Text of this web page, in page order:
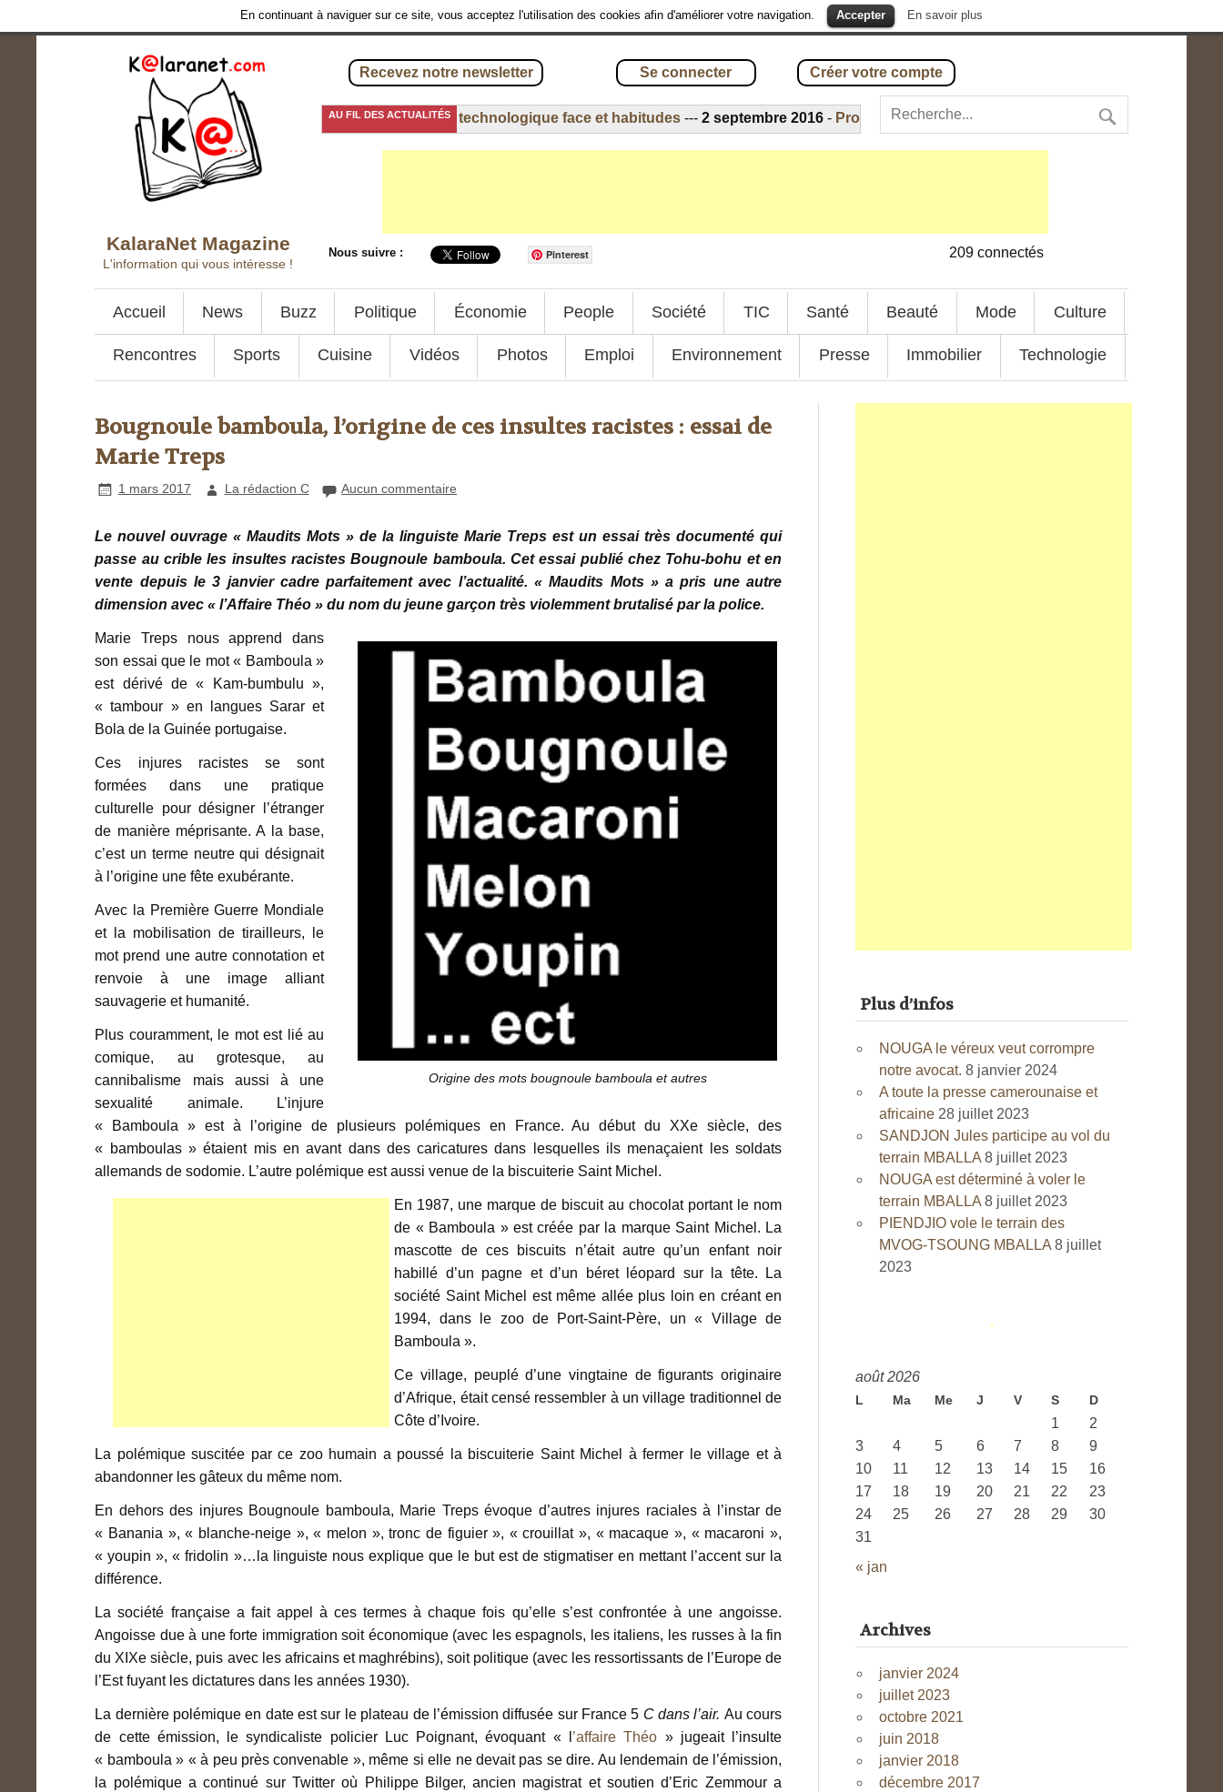
En continuant à naviguer sur ce site, vous acceptez l'utilisation des cookies afin d'améliorer votre navigation. Accepter En savoir plus
KalaraNet Magazine
L'information qui vous intéresse !
Recevez notre newsletter Se connecter Créer votre compte
AU FIL DES ACTUALITÉS
20 juillet 2016-Évolution technologique face et habitudes---2 septembre 2016-Proxima b : la nouvelle voisine de la Terre ---1 août 2016
Nous suivre : Pinterest 209connectés
Accueil News Buzz Politique Économie People Société TIC Santé Beauté Mode Culture
Rencontres Sports Cuisine Vidéos Photos Emploi Environnement Presse Immobilier Technologie
Bougnoule bamboula, l’origine de ces insultes racistes : essai de
Marie Treps
1 mars 2017 La rédaction C Aucun commentaire
Le nouvel ouvrage « Maudits Mots » de la linguiste Marie Treps est un essai très documenté qui
passe au crible les insultes racistes Bougnoule bamboula. Cet essai publié chez Tohu-bohu et en
vente depuis le 3 janvier cadre parfaitement avec l’actualité. « Maudits Mots » a pris une autre
dimension avec « l’Affaire Théo » du nom du jeune garçon très violemment brutalisé par la police.
Origine des mots bougnoule bamboula et autres
Marie Treps nous apprend dans
son essai que le mot « Bamboula »
est dérivé de « Kam-bumbulu »,
« tambour » en langues Sarar et
Bola de la Guinée portugaise.
Ces injures racistes se sont
formées dans une pratique
culturelle pour désigner l’étranger
de manière méprisante. A la base,
c’est un terme neutre qui désignait
à l’origine une fête exubérante.
Avec la Première Guerre Mondiale
et la mobilisation de tirailleurs, le
mot prend une autre connotation et
renvoie à une image alliant
sauvagerie et humanité.
Plus couramment, le mot est lié au
comique, au grotesque, au
cannibalisme mais aussi à une
sexualité animale. L’injure
« Bamboula » est à l’origine de plusieurs polémiques en France. Au début du XXe siècle, des
« bamboulas » étaient mis en avant dans des caricatures dans lesquelles ils menaçaient les soldats
allemands de sodomie. L’autre polémique est aussi venue de la biscuiterie Saint Michel.
En 1987, une marque de biscuit au chocolat portant le nom
de « Bamboula » est créée par la marque Saint Michel. La
mascotte de ces biscuits n’était autre qu’un enfant noir
habillé d’un pagne et d’un béret léopard sur la tête. La
société Saint Michel est même allée plus loin en créant en
1994, dans le zoo de Port-Saint-Père, un « Village de
Bamboula ».
Ce village, peuplé d’une vingtaine de figurants originaire
d’Afrique, était censé ressembler à un village traditionnel de
Côte d’Ivoire.
La polémique suscitée par ce zoo humain a poussé la biscuiterie Saint Michel à fermer le village et à
abandonner les gâteux du même nom.
En dehors des injures Bougnoule bamboula, Marie Treps évoque d’autres injures raciales à l’instar de
« Banania », « blanche-neige », « melon », tronc de figuier », « crouillat », « macaque », « macaroni »,
« youpin », « fridolin »…la linguiste nous explique que le but est de stigmatiser en mettant l’accent sur la
différence.
La société française a fait appel à ces termes à chaque fois qu’elle s’est confrontée à une angoisse.
Angoisse due à une forte immigration soit économique (avec les espagnols, les italiens, les russes à la fin
du XIXe siècle, puis avec les africains et maghrébins), soit politique (avec les ressortissants de l’Europe de
l’Est fuyant les dictatures dans les années 1930).
La dernière polémique en date est sur le plateau de l’émission diffusée sur France 5 C dans l’air. Au cours
de cette émission, le syndicaliste policier Luc Poignant, évoquant « l ’affaire Théo » jugeait l’insulte
« bamboula » « à peu près convenable », même si elle ne devait pas se dire. Au lendemain de l’émission,
la polémique a continué sur Twitter où Philippe Bilger, ancien magistrat et soutien d’Eric Zemmour a
Plus d’infos
NOUGA le véreux veut corrompre
notre avocat. 8 janvier 2024
A toute la presse camerounaise et
africaine 28 juillet 2023
SANDJON Jules participe au vol du
terrain MBALLA 8 juillet 2023
NOUGA est déterminé à voler le
terrain MBALLA 8 juillet 2023
PIENDJIO vole le terrain des
MVOG-TSOUNG MBALLA 8 juillet
2023
août 2026
L Ma Me J V S D
« jan
1
2
3
4 5 6 7 8
9
10
11 12 13 14 15
16
17
18 19 20 21 22
23
24
25 26 27 28 29
30
31
Archives
janvier 2024
juillet 2023
octobre 2021
juin 2018
janvier 2018
décembre 2017